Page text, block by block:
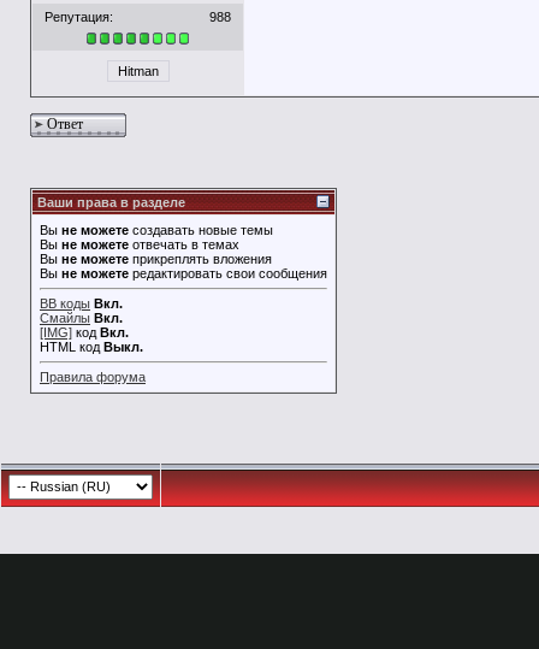
Репутация:
988
Hitman
Ответ
Ваши права в разделе
Вы не можете создавать новые темы
Вы не можете отвечать в темах
Вы не можете прикреплять вложения
Вы не можете редактировать свои сообщения
BB коды Вкл.
Смайлы Вкл.
[IMG] код Вкл.
HTML код Выкл.
Правила форума